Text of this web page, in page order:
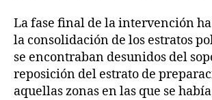
La fase final de la intervención
la consolidación de los estratos
se encontraban desunidos del
reposición del estrato de
aquellas zonas en las que se